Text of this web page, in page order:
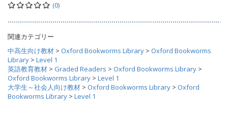
(0)
関連カテゴリー
中高生向け教材 > Oxford Bookworms Library > Oxford Bookworms
Library > Level 1
英語教育教材 > Graded Readers > Oxford Bookworms Library >
Oxford Bookworms Library > Level 1
大学生～社会人向け教材 > Oxford Bookworms Library > Oxford
Bookworms Library > Level 1